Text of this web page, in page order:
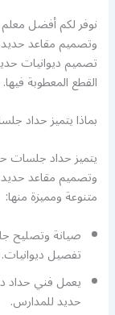
نوفر لكم أفضل
وتصميم مقاعد
تصميم ديوانيات
القطع المعطوبة فيها.
بماذا يتميز حداد
يتميز حداد جلسات
وتصميم مقاعد
متنوعة ومميزة منها:
صيانة وتصليح
تفصيل ديوانيات.
يعمل فني حداد
حديد للمدارس.